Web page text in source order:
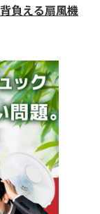
背負える扇風機